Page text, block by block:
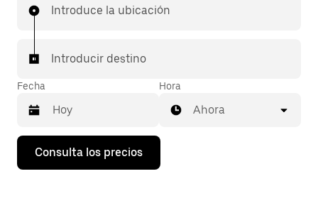
Introduce la ubicación
Introducir destino
Fecha
Pulsa
flecha
Hora
Ahora
Consulta los precios